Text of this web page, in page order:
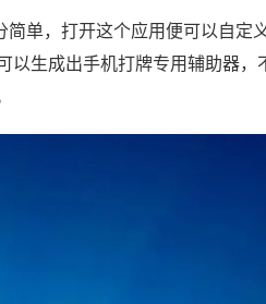
简单，打开这个应用便可以自定
以生成出手机打牌专用辅助器，